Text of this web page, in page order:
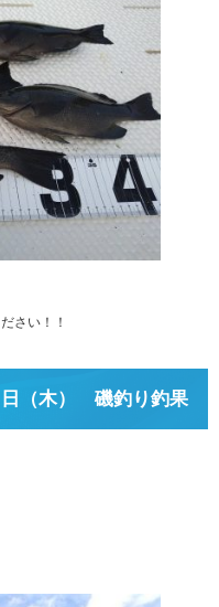
さい！！
（木） 磯釣り釣果